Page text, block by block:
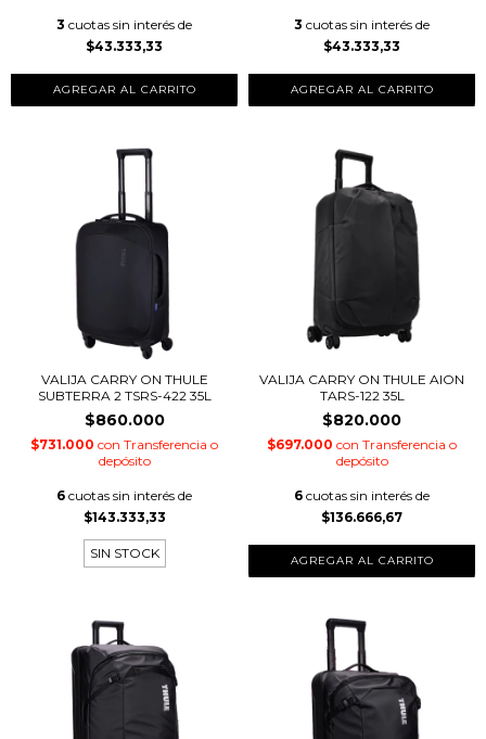
3 cuotas sin interés de
$43.333,33
3 cuotas sin interés de
$43.333,33
VALIJA CARRY ON THULE
SUBTERRA 2 TSRS-422 35L
$860.000
$731.000 con Transferencia o
depósito
6 cuotas sin interés de
$143.333,33
SIN STOCK
VALIJA CARRY ON THULE AION
TARS-122 35L
$820.000
$697.000 con Transferencia o
depósito
6 cuotas sin interés de
$136.666,67